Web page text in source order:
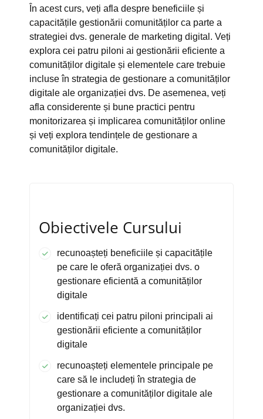
În acest curs, veți afla despre beneficiile și
capacitățile gestionării comunităților ca parte a
strategiei dvs. generale de marketing digital. Veți
explora cei patru piloni ai gestionării eficiente a
comunităților digitale și elementele care trebuie
incluse în strategia de gestionare a comunităților
digitale ale organizației dvs. De asemenea, veți
afla considerente și bune practici pentru
monitorizarea și implicarea comunităților online
și veți explora tendințele de gestionare a
comunităților digitale.
Obiectivele Cursului
recunoașteți beneficiile și capacitățile
pe care le oferă organizației dvs. o
gestionare eficientă a comunităților
digitale
identificați cei patru piloni principali ai
gestionării eficiente a comunităților
digitale
recunoașteți elementele principale pe
care să le includeți în strategia de
gestionare a comunităților digitale ale
organizației dvs.